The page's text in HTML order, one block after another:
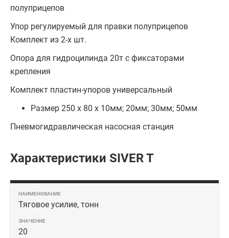
полуприцепов
Упор регулируемый для правки полуприцепов
Комплект из 2-х шт.
Опора для гидроцилинда 20т с фиксаторами
крепления
Комплект пластин-упоров универсальный
Размер 250 х 80 x 10мм; 20мм; 30мм; 50мм
Пневмогидравлическая насосная станция
Характеристики SIVER T
Тяговое усилие, тонн
20